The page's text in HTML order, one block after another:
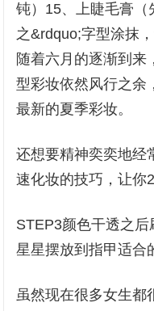
钝）15、上睫毛膏（
之&rdquo;字型涂抹
随着六月的逐渐到来
型彩妆依然风行之余
最新的夏季彩妆。
还想要精神奕奕地经
速化妆的技巧，让你
STEP3颜色干透之
星星摆放到指甲适合
虽然现在很多女生都